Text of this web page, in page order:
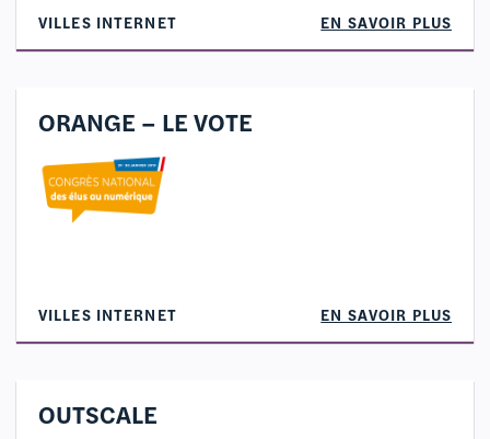
VILLES INTERNET EN SAVOIR PLUS
ORANGE – LE VOTE
VILLES INTERNET EN SAVOIR PLUS
OUTSCALE